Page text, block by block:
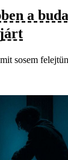
a
sosem